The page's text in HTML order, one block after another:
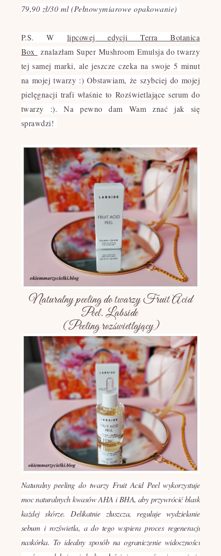
79,90 zł/30 ml (Pełnowymiarowe opakowanie)
P.S.W lipcowej edycji Terra Botanica
Box
znalazłam Super Mushroom Emulsja do twarzy
tej samej marki, ale jeszcze czeka na swoje 5 minut
na mojej twarzy :) Obstawiam, że szybciej do mojej
pielęgnacji trafi właśnie to Rozświetlające serum do
twarzy :). Na pewno dam Wam znać jak się
sprawdzi!
Naturalny peeling do twarzy Fruit Acid
Peel. Labside
(Peeling rozświetlający)
Naturalny peeling do twarzy Fruit Acid Peel wykorzystuje
moc naturalnych kwasów AHA i BHA, aby przywrócić blask
każdej skórze. Delikatnie złuszcza, reguluje wydzielanie
sebum i rozświetla, a do tego wspiera proces regeneracji
naskórka. To idealny sposób na ograniczenie widoczności